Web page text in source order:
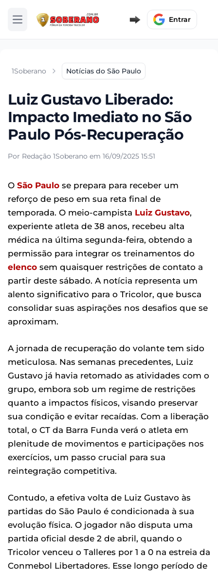
Abrir menu Entrar
1Soberano Notícias do São Paulo
Luiz Gustavo Liberado:
Impacto Imediato no São
Paulo Pós-Recuperação
Por Redação 1Soberano em 16/09/2025 15:51
O São Paulo se prepara para receber um
reforço de peso em sua reta final de
temporada. O meio-campista Luiz Gustavo,
experiente atleta de 38 anos, recebeu alta
médica na última segunda-feira, obtendo a
permissão para integrar os treinamentos do
elenco sem quaisquer restrições de contato a
partir deste sábado. A notícia representa um
alento significativo para o Tricolor, que busca
consolidar suas aspirações nos desafios que se
aproximam.
A jornada de recuperação do volante tem sido
meticulosa. Nas semanas precedentes, Luiz
Gustavo já havia retomado as atividades com o
grupo, embora sob um regime de restrições
quanto a impactos físicos, visando preservar
sua condição e evitar recaídas. Com a liberação
total, o CT da Barra Funda verá o atleta em
plenitude de movimentos e participações nos
exercícios, um passo crucial para sua
reintegração competitiva.
Contudo, a efetiva volta de Luiz Gustavo às
partidas do São Paulo é condicionada à sua
evolução física. O jogador não disputa uma
partida oficial desde 2 de abril, quando o
Tricolor venceu o Talleres por 1 a 0 na estreia da
Conmebol Libertadores. Esse longo período de